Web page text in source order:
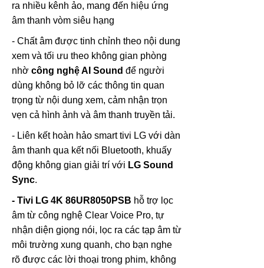
ra nhiều kênh ảo, mang đến hiệu ứng
âm thanh vòm siêu hạng
- Chất âm được tinh chỉnh theo nội dung
xem và tối ưu theo không gian phòng
nhờ công nghệ AI Sound để người
dùng không bỏ lỡ các thông tin quan
trọng từ nội dung xem, cảm nhận trọn
vẹn cả hình ảnh và âm thanh truyền tải.
- Liên kết hoàn hảo smart tivi LG với dàn
âm thanh qua kết nối Bluetooth, khuấy
động không gian giải trí với LG Sound
Sync.
- Tivi LG 4K 86UR8050PSB hỗ trợ lọc
âm từ công nghệ Clear Voice Pro, tự
nhận diện giọng nói, lọc ra các tạp âm từ
môi trường xung quanh, cho bạn nghe
rõ được các lời thoại trong phim, không